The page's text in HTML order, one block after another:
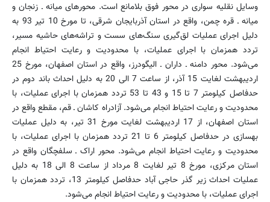
وسایل نقلیه سواری در محور فوق بلامانع است. محورهای میانه ـ زنجان و
میانه ـ قره چمن، واقع در استان آذربایجان شرقی، تا مورخ 10 تیر 93 به
دلیل اجرای عملیات لق‌گیری سنگ‌های سست و تراشه‌های حاشیه مسیر،
تردد همزمان با اجرای عملیات، با محدودیت و رعایت احتیاط انجام
می‌شود. محور دامنه ـ داران ـ الیگودرز، واقع در استان اصفهان، مورخ 25
اردیبهشت لغایت 15 آذر، از ساعت 7 الی 20 ‌به ‌دلیل احداث باند دوم در
حدفاصل کیلومتر 7 تا 15 و 43 تا 53 تردد همزمان با اجرای عملیات، با
محدودیت و رعایت احتیاط انجام می‌شود. آزادراه کاشان ـ قم، مقطع واقع در
استان اصفهان، از 17 اردیبهشت لغایت مورخ 31 تیر، به دلیل عملیات
بهسازی در حدفاصل کیلومتر 6 تا 21 تردد همزمان با اجرای عملیات، با
محدودیت و رعایت احتیاط انجام می‌شود. محور اراک ـ سلفچگان واقع در
استان مرکزی، مورخ 8 تیر لغایت 8 مرداد از ساعت 8 الی 18 به دلیل
عملیات احداث زیر گذر حاجی آباد حدفاصل کیلومتر 13، تردد همزمان با
اجرای عملیات، با محدودیت و رعایت احتیاط انجام می‌شود.